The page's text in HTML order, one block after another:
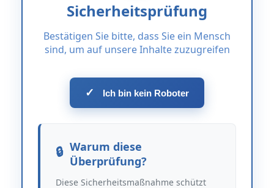
Sicherheitsprüfung
Bestätigen Sie bitte, dass Sie ein Mensch
sind, um auf unsere Inhalte zuzugreifen
✓ Ich bin kein Roboter
Warum diese
Überprüfung?
Diese Sicherheitsmaßnahme schützt